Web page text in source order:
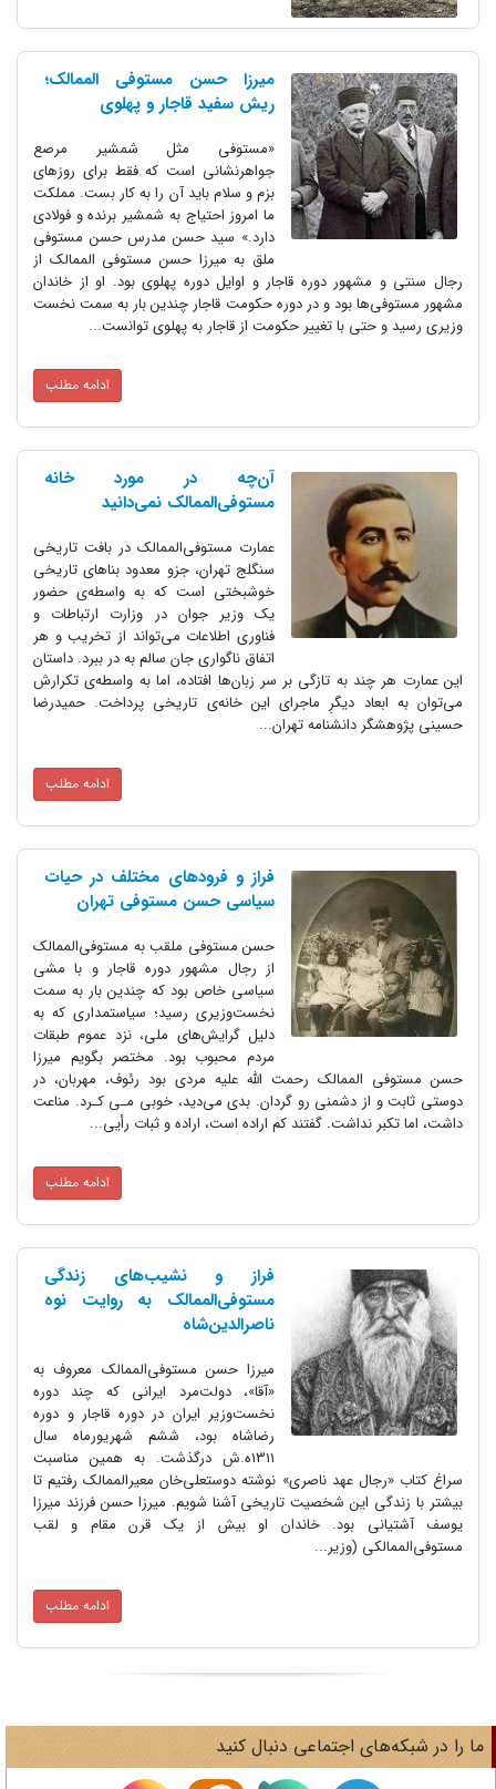
میرزا حسن مستوفی الممالک؛
ریش سفید قاجار و پهلوی
«مستوفی مثل شمشیر مرصع
جواهرنشانی است که فقط برای روز‌های
بزم و سلام باید آن را به کار بست. مملکت
ما امروز احتیاج به شمشیر برنده و فولادی
دارد.» سید حسن مدرس حسن مستوفی
ملق به میرزا حسن مستوفی الممالک از
دوره قاجار و اوایل دوره پهلوی بود. او از خاندان
بود و در دوره حکومت قاجار چندین بار به سمت نخست
با تغییر حکومت از قاجار به پهلوی توانست...
آن‌چه در مورد خانه
مستوفی‌الممالک نمی‌دانید
عمارت مستوفی‌الممالک در بافت تاریخی
سنگلج تهران، جزو معدود بناهای تاریخی
خوشبختی است که به واسطه‌ی حضور
یک وزیر جوان در وزارت ارتباطات و
فناوری اطلاعات می‌تواند از تخریب و هر
اتفاق ناگواری جان سالم به در ببرد. داستان
به تازگی بر سر زبان‌ها افتاده، اما به واسطه‌ی تکرارش
دیگرِ ماجرای این خانه‌ی تاریخی پرداخت. حمیدرضا
دانشنامه تهران...
فراز و فرودهای مختلف در حیات
سیاسی حسن مستوفی تهران
حسن مستوفی ملقب به مستوفی‌الممالک
از رجال مشهور دوره قاجار و با مشی
سیاسی خاص بود که چندین بار به سمت
نخست‌وزیری رسید؛ سیاستمداری که به
دلیل گرایش‌های ملی، نزد عموم طبقات
مردم محبوب بود. مختصر بگویم میرزا
رحمت الله علیه مردی بود رئوف، مهربان، در
از دشمنی رو گردان. بدی می‌دید، خوبی مـی کـرد. مناعت
نداشت. گفتند کم اراده است، اراده و ثبات رأیی...
فراز و نشیب‌های زندگی
مستوفی‌الممالک به روایت نوه
ناصرالدین‌شاه
میرزا حسن مستوفی‌الممالک معروف به
«آقا»، دولت‌مرد ایرانی که چند دوره
نخست‌وزیر ایران در دوره قاجار و دوره
رضاشاه بود، ششم شهریورماه سال
1311ه.ش درگذشت. به همین مناسبت
عهد ناصری» نوشته دوستعلی‌خان معیرالممالک رفتیم تا
این شخصیت تاریخی آشنا شویم. میرزا حسن فرزند میرزا
بود. خاندان او بیش از یک قرن مقام و لقب
(وزیر...
اجتماعی دنبال کنید